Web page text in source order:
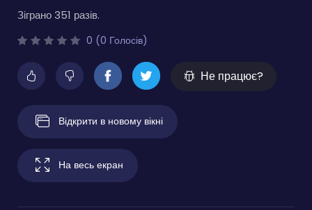
Зіграно 351 разів.
0 (0 Голосів)
Не працює?
Відкрити в новому вікні
На весь екран